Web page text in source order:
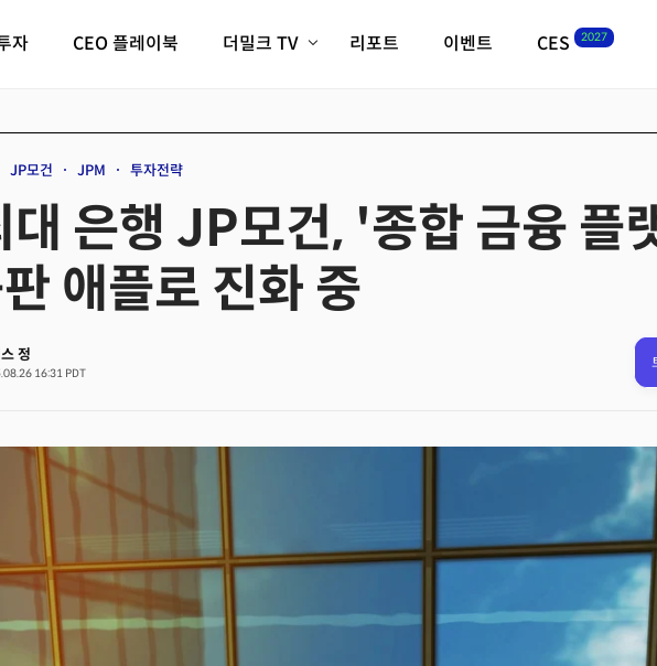
미래 교육/직업
자 CEO 플레이북 더밀크 TV
크리스의 뉴욕 시그널
더밀크 아카데미
더웨이브/트렌드쇼
리포트 이벤트 CES 2027
필드 가이드
CES2027 with
JP모건 JPM 투자전략
대 은행 JP모건, '종합 금융 플
애플로 진화 중
정
16:31 PDT